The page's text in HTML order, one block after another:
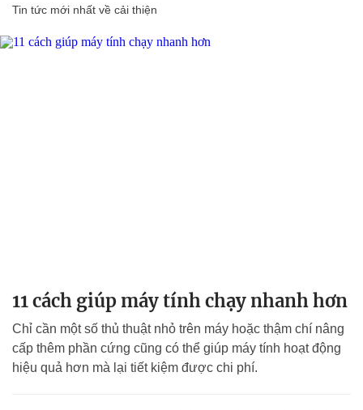
Tin tức mới nhất về cải thiện
11 cách giúp máy tính chạy nhanh hơn
Chỉ cần một số thủ thuật nhỏ trên máy hoặc thậm chí nâng
cấp thêm phần cứng cũng có thể giúp máy tính hoạt động
hiệu quả hơn mà lại tiết kiệm được chi phí.